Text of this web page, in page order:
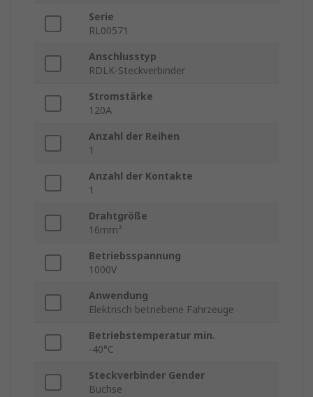
Serie
RL00571
Anschlusstyp
RDLK-Steckverbinder
Stromstärke
120A
Anzahl der Reihen
1
Anzahl der Kontakte
1
Drahtgröße
16mm²
Betriebsspannung
1000V
Anwendung
Elektrisch betriebene Fahrzeuge
Betriebstemperatur min.
-40°C
Steckverbinder Gender
Buchse